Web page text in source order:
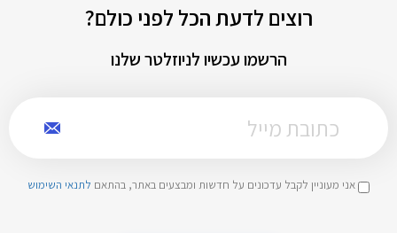
רוצים לדעת הכל לפני כולם?
הרשמו עכשיו לניוזלטר שלנו
אני מעוניין לקבל עדכונים על חדשות ומבצעים באתר, בהתאם לתנאי השימוש